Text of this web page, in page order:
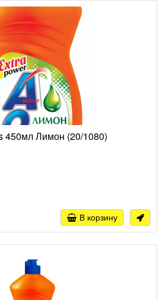
450мл Лимон (20/1080)
В корзину